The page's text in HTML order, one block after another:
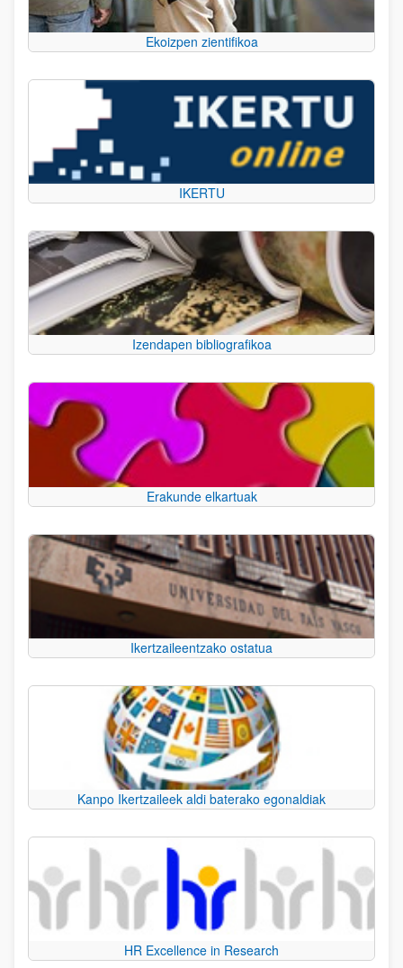
Ekoizpen zientifikoa
IKERTU
Izendapen bibliografikoa
Erakunde elkartuak
Ikertzaileentzako ostatua
Kanpo Ikertzaileek aldi baterako egonaldiak
HR Excellence in Research